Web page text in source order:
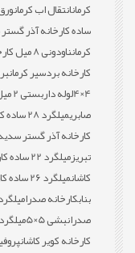
کرمانانتقال اب کرمان
ساده کارخانه آذر
کرمانناودونی 8 میل کارخانه ناب تبریز
کارخانه بردسیر کرمان
4×4 لوله داربستی 2 میل کارخانه صابری
صابریمیلگرد 28 ساده کارخانه آذر گستر سدید
کارخانه آذر گستر
تبریزمیلگرد 22 ساده کارخانه آذر گستر سدید
کاشانمیلگرد 26 ساده کارخانه کویر کاشان
بنابکارخانه صدرامیلگرد 8 کارخانه
صدرانبشی 5×5 میلگرد 36 ساده کارخانه کویر کاشان
کارخانه کویر کاشانپروفیل 2.5میل